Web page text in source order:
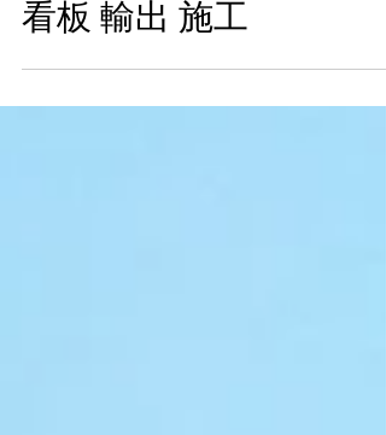
2018臺中世界花卉博覽
會-豐原葫蘆墩園區廣告
看板 輸出 施工